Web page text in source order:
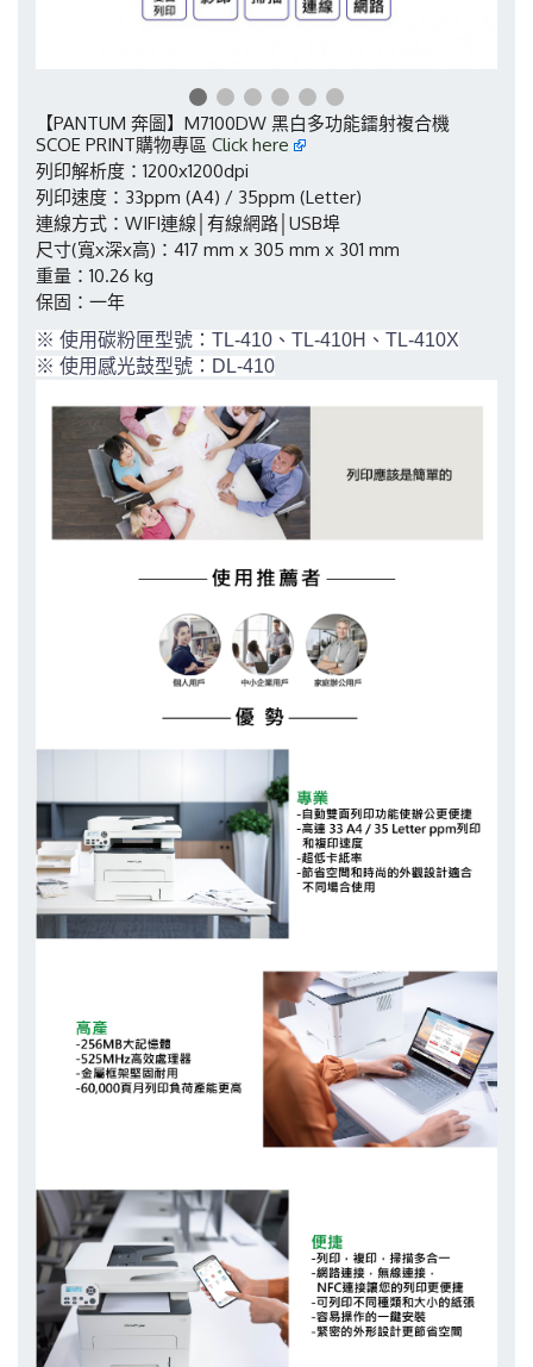
【PANTUM 奔圖】M7100DW 黑白多功能鐳射複合機
SCOE PRINT購物專區 Click here
列印解析度：1200x1200dpi
列印速度：33ppm (A4) / 35ppm (Letter)
連線方式：WIFI連線│有線網路│USB埠
尺寸(寬x深x高)：417 mm x 305 mm x 301 mm
重量：10.26 kg
保固：一年
※ 使用碳粉匣型號：TL-410、TL-410H、TL-410X
※ 使用感光鼓型號：DL-410